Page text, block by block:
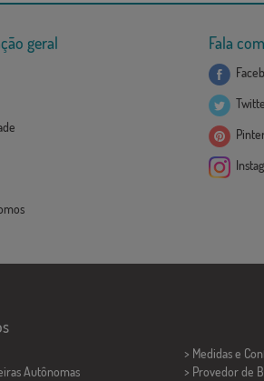
geral Fala
Autônomas
> Medidas e
> Provedor de